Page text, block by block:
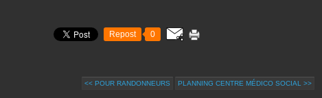
Repost 0
<< POUR RANDONNEURS PLANNING CENTRE MÉDICO SOCIAL >>